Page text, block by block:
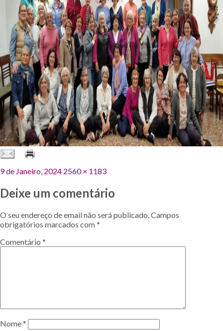
Publicado
9 de Janeiro, 2024 Tamanho
2560 × 1183
Deixe um comentário
O seu endereço de email não será publicado.Campos
obrigatórios marcados com*
Comentário *
Nome*